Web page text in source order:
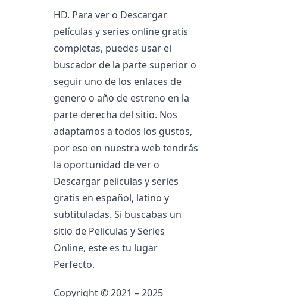
HD. Para ver o Descargar
películas y series online gratis
completas, puedes usar el
buscador de la parte superior o
seguir uno de los enlaces de
genero o año de estreno en la
parte derecha del sitio. Nos
adaptamos a todos los gustos,
por eso en nuestra web tendrás
la oportunidad de ver o
Descargar peliculas y series
gratis en español, latino y
subtituladas. Si buscabas un
sitio de Peliculas y Series
Online, este es tu lugar
Perfecto.
Copyright © 2021 – 2025